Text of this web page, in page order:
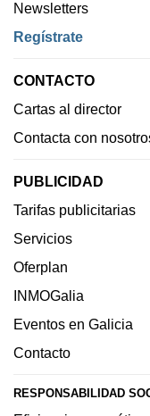
Newsletters
Regístrate
CONTACTO
Cartas al director
Contacta con
PUBLICIDAD
Tarifas publicitarias
Servicios
Oferplan
INMOGalia
Eventos en Galicia
Contacto
RESPONSABILIDAD